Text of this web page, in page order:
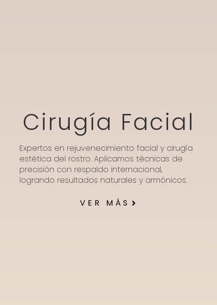
Cirugía Facial
Expertos en rejuvenecimiento facial y cirugía
estética del rostro. Aplicamos técnicas de
precisión con respaldo internacional,
logrando resultados naturales y armónicos.
VER MÁS